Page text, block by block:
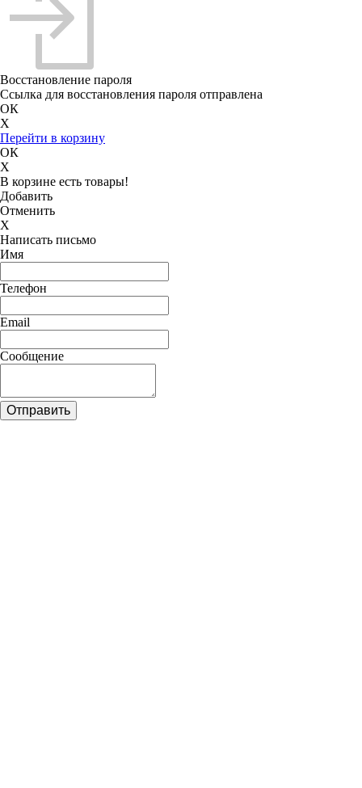
Восстановление пароля
Ссылка для восстановления пароля отправлена
ОК
X
Перейти в корзину
ОК
X
В корзине есть товары!
Добавить
Отменить
X
Написать письмо
Имя
Телефон
Email
Сообщение